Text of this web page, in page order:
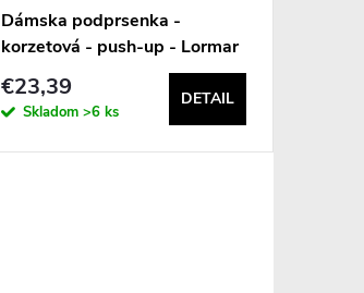
Dámska podprsenka -
korzetová - push-up - Lormar
Double Extra Pizzo
€23,39
Skladom >6 ks
DETAIL